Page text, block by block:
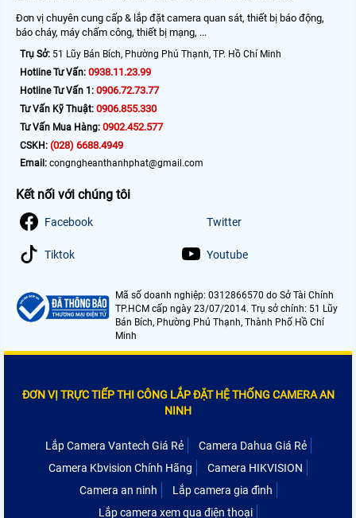
Đơn vị chuyên cung cấp & lắp đặt camera quan sát, thiết bị báo động,
báo cháy, máy chấm công, thiết bị mạng, ...
Trụ Sở: 51 Lũy Bán Bích, Phường Phú Thạnh, TP. Hồ Chí Minh
Hotline Tư Vấn: 0938.11.23.99
Hotline Tư Vấn 1: 0906.72.73.77
Tư Vấn Kỹ Thuật: 0906.855.330
Tư Vấn Mua Hàng: 0902.452.577
CSKH: (028) 6688.4949
Email: congngheanthanhphat@gmail.com
Kết nối với chúng tôi
Facebook Twitter
Tiktok Youtube
Mã số doanh nghiệp: 0312866570 do Sở Tài Chính
TP.HCM cấp ngày 23/07/2014. Trụ sở chính: 51 Lũy
Bán Bích, Phường Phú Thạnh, Thành Phố Hồ Chí
Minh
ĐƠN VỊ TRỰC TIẾP THI CÔNG LẮP ĐẶT HỆ THỐNG CAMERA AN
NINH
Lắp Camera Vantech Giá Rẻ
Camera Dahua Giá Rẻ
Camera Kbvision Chính Hãng
Camera HIKVISION
Camera an ninh
Lắp camera gia đình
Lắp camera xem qua điện thoại